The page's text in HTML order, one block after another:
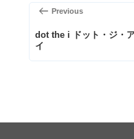
ビ
ン
前
の
投
Previous
dot the i ドット・ジ・
イ